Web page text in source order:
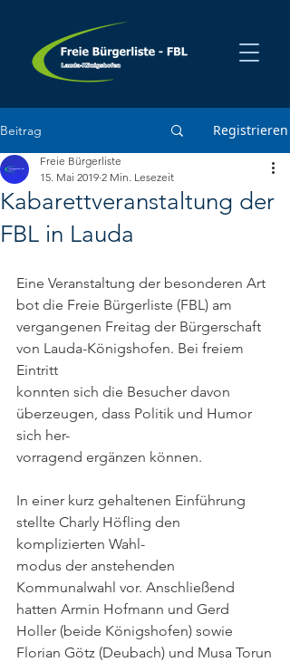
Beitrag Registrieren
Kabarettveranstaltung der
FBL in Lauda
Freie Bürgerliste
15. Mai 2019 2 Min. Lesezeit
Eine Veranstaltung der besonderen Art
bot die Freie Bürgerliste (FBL) am
vergangenen Freitag der Bürgerschaft
von Lauda-Königshofen. Bei freiem
Eintritt
konnten sich die Besucher davon
überzeugen, dass Politik und Humor
sich her-
vorragend ergänzen können.
In einer kurz gehaltenen Einführung
stellte Charly Höfling den
komplizierten Wahl-
modus der anstehenden
Kommunalwahl vor. Anschließend
hatten Armin Hofmann und Gerd
Holler (beide Königshofen) sowie
Florian Götz (Deubach) und Musa Torun